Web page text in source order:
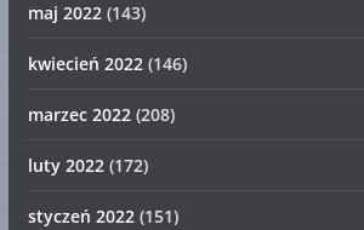
maj 2022(143)
kwiecień 2022(146)
marzec 2022(208)
luty 2022(172)
styczeń 2022(151)